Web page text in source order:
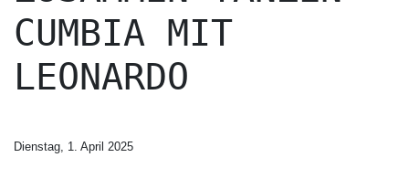
CUMBIA MIT
LEONARDO
Dienstag, 1. April 2025